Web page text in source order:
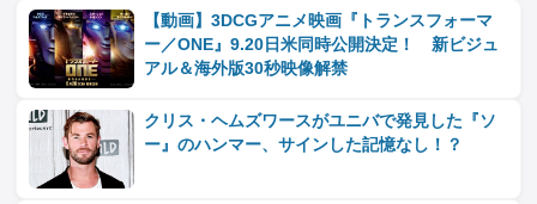
【動画】3DCGアニメ映画『トランスフォーマ
ー／ONE』9.20日米同時公開決定！ 新ビジュ
アル＆海外版30秒映像解禁
クリス・ヘムズワースがユニバで発見した『ソ
ー』のハンマー、サインした記憶なし！？